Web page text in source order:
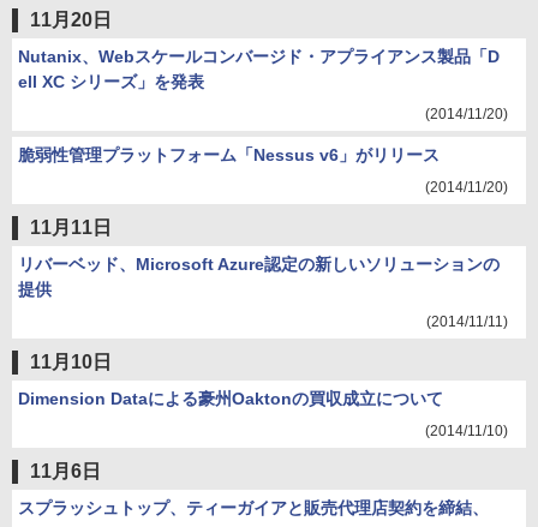
11月20日
Nutanix、Webスケールコンバージド・アプライアンス製品「D
ell XC シリーズ」を発表
(2014/11/20)
脆弱性管理プラットフォーム「Nessus v6」がリリース
(2014/11/20)
11月11日
リバーベッド、Microsoft Azure認定の新しいソリューションの
提供
(2014/11/11)
11月10日
Dimension Dataによる豪州Oaktonの買収成立について
(2014/11/10)
11月6日
スプラッシュトップ、ティーガイアと販売代理店契約を締結、